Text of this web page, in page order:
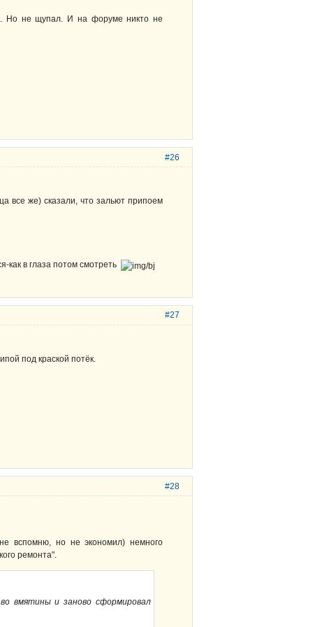
Но не щупал. И на форуме никто не
#26
все же) сказали, что зальют припоем
как в глаза потом смотреть
#27
под краской потёк.
#28
вспомню, но не экономил) немного
ремонта".
вмятины и заново сформировал